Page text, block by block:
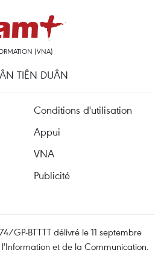
(VNA)
TIÊN DUÂN
Conditions d'utilisation
Appui
VNA
Publicité
GP-BTTTT délivré le 11 septembre
et de la Communication.